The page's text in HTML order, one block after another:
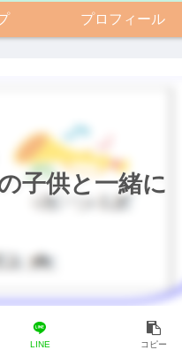
プロフィール
子供と一緒に
LINE コピー